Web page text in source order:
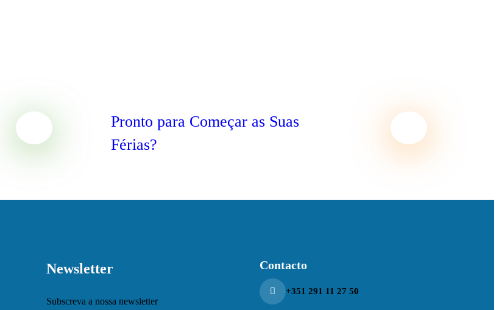
Pronto para Começar as Suas
Férias?
Newsletter
Subscreva a nossa newsletter
Contacto
+351 291 11 27 50